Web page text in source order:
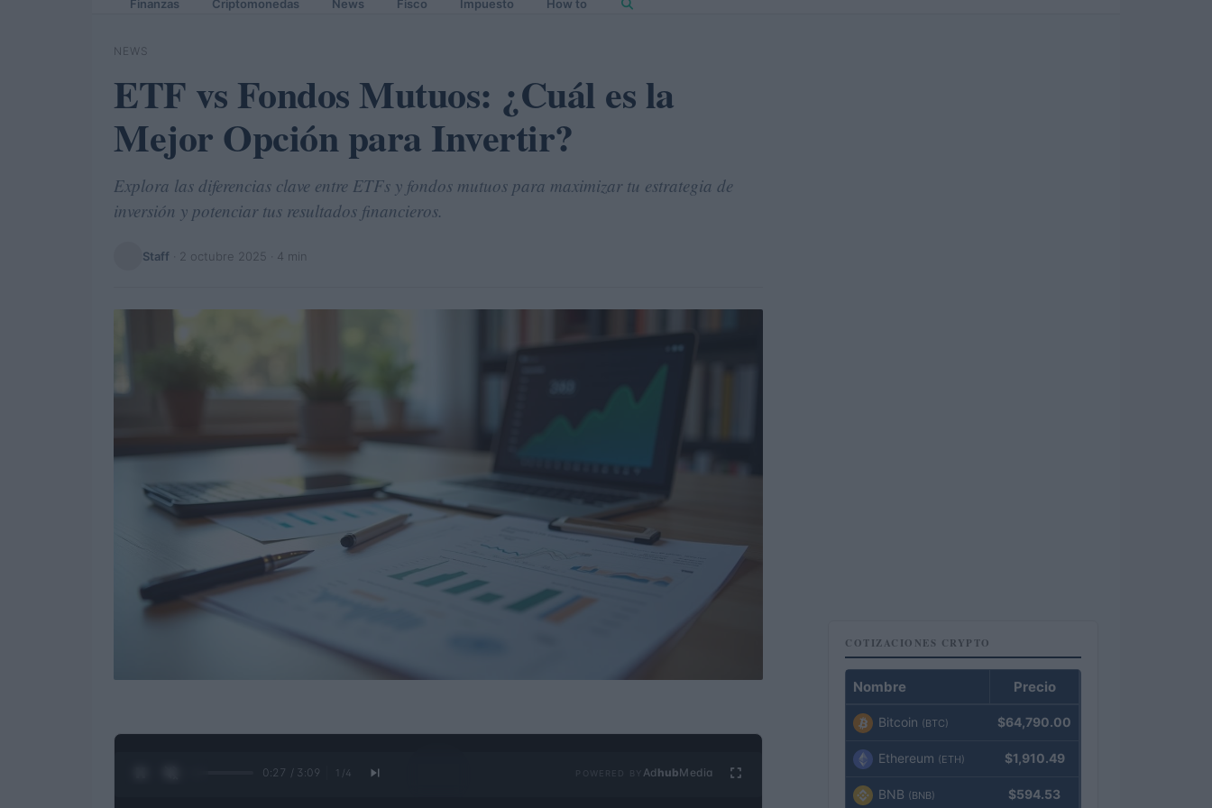
Finanzas Criptomonedas News Fisco Impuesto How to
NEWS
ETF vs Fondos Mutuos: ¿Cuál es la
Mejor Opción para Invertir?
Explora las diferencias clave entre ETFs y fondos mutuos para maximizar tu estrategia de
inversión y potenciar tus resultados financieros.
Staff 2 octubre 2025 · 4 min
0:28 / 3:09 1 /4 Ad hubMedia
COTIZACIONES CRYPTO
Nombre Precio
Bitcoin (BTC) $64,790.00
Ethereum (ETH) $1,910.49
BNB (BNB) $594.53